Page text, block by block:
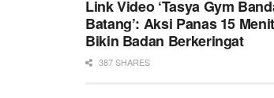
Link Video ‘Tasya Gym
Batang’: Aksi Panas 15 Menit
Bikin Badan Berkeringat
387 SHARES